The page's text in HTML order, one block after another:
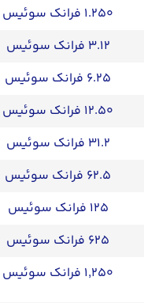
۱.۲۵۰ فرانک سوئیس
۳.۱۲ فرانک سوئیس
۶.۲۵ فرانک سوئیس
۱۲.۵۰ فرانک سوئیس
۳۱.۲ فرانک سوئیس
۶۲.۵ فرانک سوئیس
۱۲۵ فرانک سوئیس
۶۲۵ فرانک سوئیس
۱,۲۵۰ فرانک سوئیس